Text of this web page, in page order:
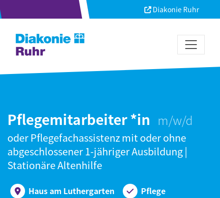
Diakonie Ruhr
Pflegemitarbeiter *in
oder Pflegefachassistenz mit oder ohne
abgeschlossener 1-jähriger Ausbildung |
Stationäre Altenhilfe
Haus am Luthergarten Pflege